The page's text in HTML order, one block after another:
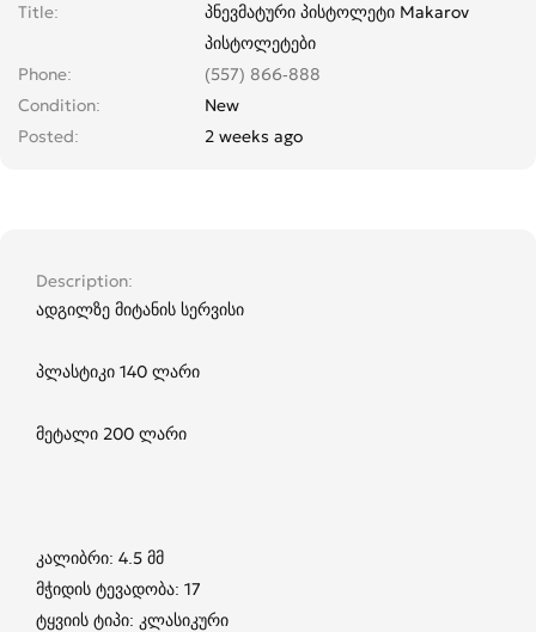
Title
პნევმატური პისტოლეტი Makarov
პისტოლეტები
Phone
(557) 866-888
Condition
New
Posted
2 weeks ago
Description
ადგილზე მიტანის სერვისი
პლასტიკი 140 ლარი
მეტალი 200 ლარი
კალიბრი: 4.5 მმ
მჭიდის ტევადობა: 17
ტყვიის ტიპი: კლასიკური